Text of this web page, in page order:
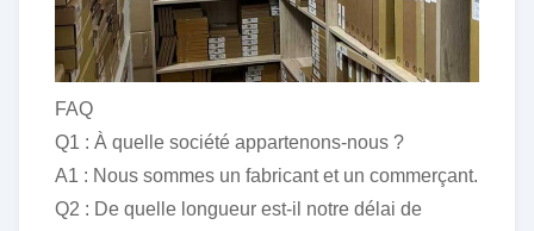
FAQ
Q1 : À quelle société appartenons-nous ?
A1 : Nous sommes un fabricant et un commerçant.
Q2 : De quelle longueur est-il notre délai de